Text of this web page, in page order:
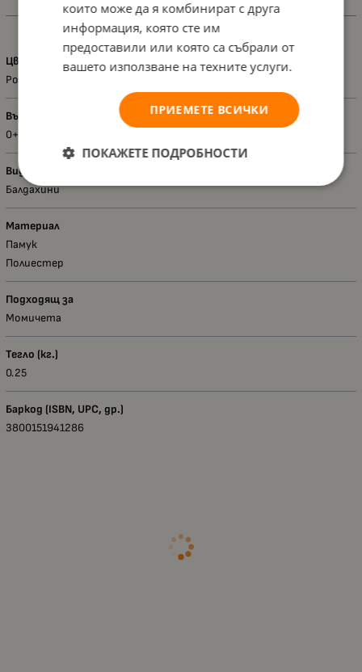
Характеристики
Цвят
Розов
Възраст - диапазон
0+
Вид
Балдахини
Материал
Памук
Полиестер
Подходящ за
Момичета
Тегло (кг.)
0.25
Баркод (ISBN, UPC, др.)
3800151941286
които може да я комбинират с друга
информация, която сте им
предоставили или която са събрали от
вашето използване на техните услуги.
ПРИЕМЕТЕ ВСИЧКИ
ПОКАЖЕТЕ ПОДРОБНОСТИ